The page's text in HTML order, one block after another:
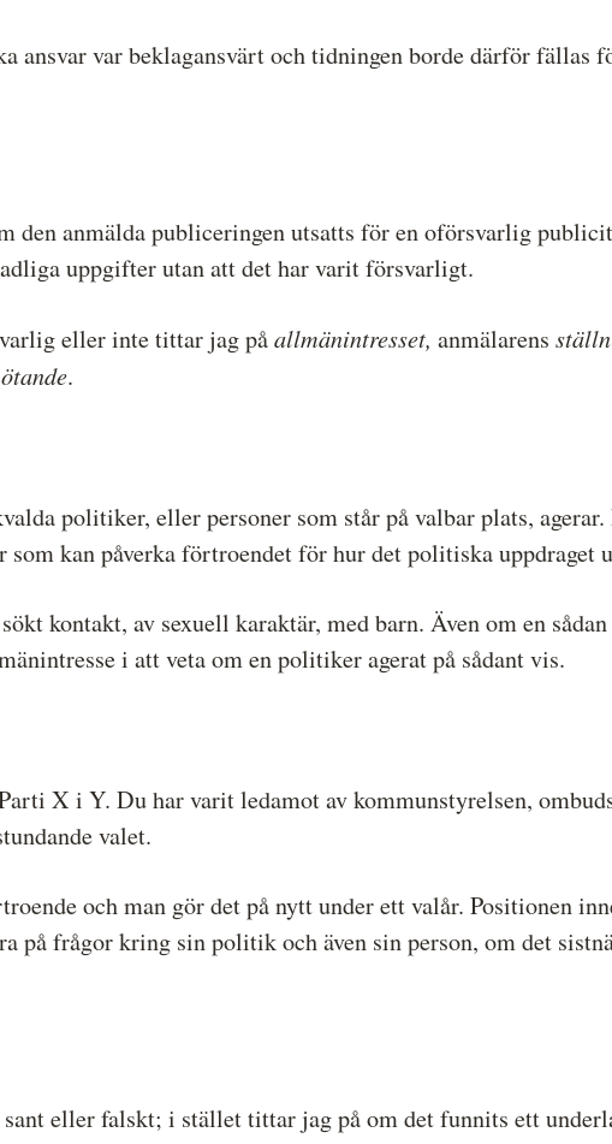
var beklagansvärt och tidningen borde därför fällas
den anmälda publiceringen utsatts för en oförsvarlig
uppgifter utan att det har varit försvarligt.
eller inte tittar jag påallmänintresset, anmälarens
.
politiker, eller personer som står på valbar plats,
kan påverka förtroendet för hur det politiska uppdraget
kontakt, av sexuell karaktär, med barn. Även om en
i att veta om en politiker agerat på sådant vis.
X i Y. Du har varit ledamot av kommunstyrelsen,
valet.
och man gör det på nytt under ett valår. Positionen
på frågor kring sin politik och även sin person, om det
eller falskt; i stället tittar jag på om det funnits ett